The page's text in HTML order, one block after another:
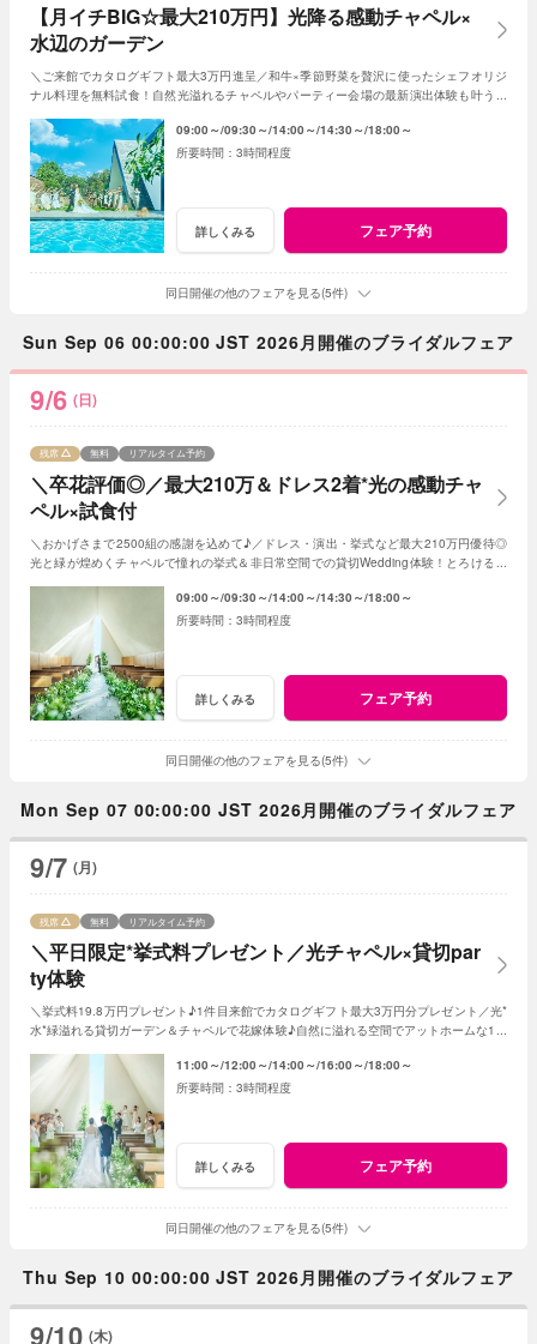
【月イチBIG☆最大210万円】光降る感動チャペル×
水辺のガーデン
＼ご来館でカタログギフト最大3万円進呈／和牛×季節野菜を贅沢に使ったシェフオリジ
ナル料理を無料試食！自然光溢れるチャペルやパーティー会場の最新演出体験も叶う！
09:00～ 09:30～ 14:00～ 14:30～ 18:00～
3時間程度
詳しくみる フェア予約
同日開催の他のフェアを見る(5件)
Sun Sep 06 00:00:00 JST 2026月開催のブライダルフェア
9/6 (日)
＼卒花評価◎／最大210万＆ドレス2着*光の感動チャ
ペル×試食付
残席 無料 リアルタイム予約
＼おかげさまで2500組の感謝を込めて♪／ドレス・演出・挙式など最大210万円優待◎
光と緑が煌めくチャペルで憧れの挙式＆非日常空間での貸切Wedding体験！とろける和
09:00～ 09:30～ 14:00～ 14:30～ 18:00～
3時間程度
詳しくみる フェア予約
同日開催の他のフェアを見る(5件)
Mon Sep 07 00:00:00 JST 2026月開催のブライダルフェア
9/7 (月)
＼平日限定*挙式料プレゼント／光チャペル×貸切par
ty体験
残席 無料 リアルタイム予約
＼挙式料19.8万円プレゼント♪1件目来館でカタログギフト最大3万円分プレゼント／光*
水*緑溢れる貸切ガーデン＆チャペルで花嫁体験♪自然に溢れる空間でアットホームな1日
11:00～ 12:00～ 14:00～ 16:00～ 18:00～
3時間程度
詳しくみる フェア予約
同日開催の他のフェアを見る(5件)
Thu Sep 10 00:00:00 JST 2026月開催のブライダルフェア
9/10 (木)